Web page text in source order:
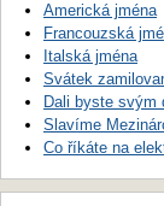
Americká jména
Francouzská
Italská jména
Svátek
Dali byste svým
Slavíme
Co říkáte na